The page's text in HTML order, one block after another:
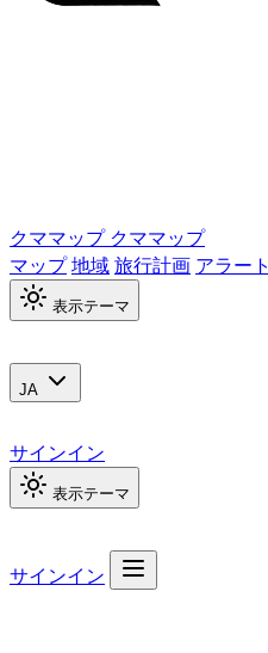
クママップ クママップ
マップ地域旅行計画 アラート
表示テーマ
JA
サインイン
表示テーマ
サインイン